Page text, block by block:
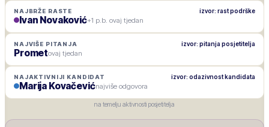
NAJBRŽE RASTE izvor: rast podrške
Ivan Novaković+1 p.b. ovaj tjedan
NAJVIŠE PITANJA izvor: pitanja posjetitelja
Prometovaj tjedan
NAJAKTIVNIJI KANDIDAT izvor: odazivnost kandidata
Marija Kovačevićnajviše odgovora
na temelju aktivnosti posjetitelja